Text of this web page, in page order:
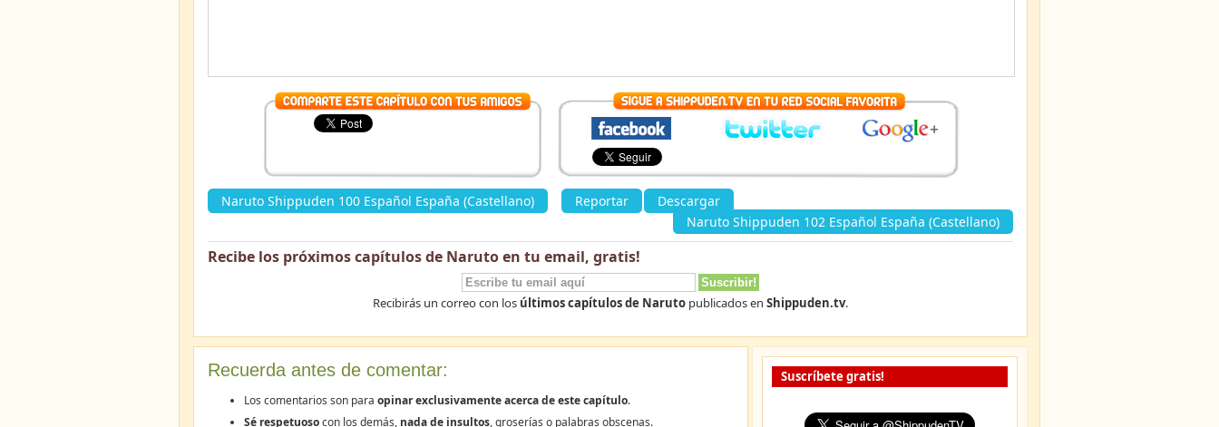
Naruto Shippuden 100 Español España (Castellano) Reportar
Descargar
Naruto Shippuden 102 Español España (Castellano)
Recibe los próximos capítulos de Naruto en tu email, gratis!
Recibirás un correo con los últimos capítulos de Naruto publicados en Shippuden.tv.
Recuerda antes de comentar:
Los comentarios son para opinar exclusivamente acerca de este capítulo.
Sé respetuosocon los demás, nada de insultos, groserías o palabras obscenas.
Suscríbete gratis!